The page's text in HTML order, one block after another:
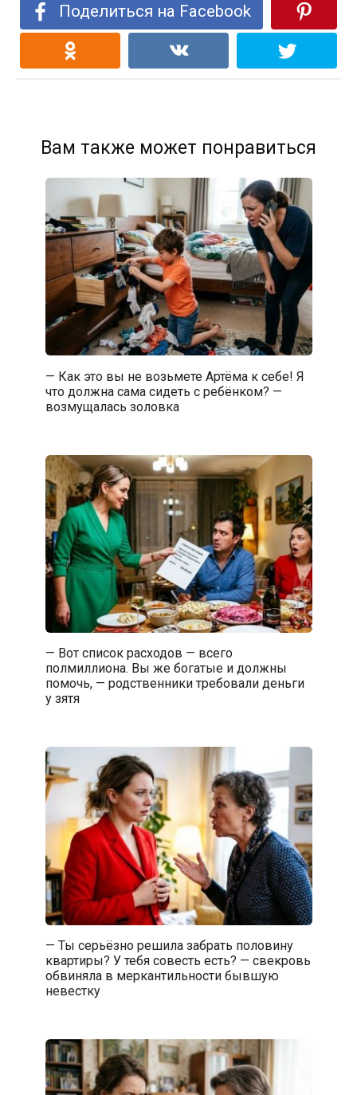
Поделиться на Facebook
Вам также может понравиться
— Как это вы не возьмете Артёма к себе! Я
что должна сама сидеть с ребёнком? —
возмущалась золовка
— Вот список расходов — всего
полмиллиона. Вы же богатые и должны
помочь, — родственники требовали деньги
у зятя
— Ты серьёзно решила забрать половину
квартиры? У тебя совесть есть? — свекровь
обвиняла в меркантильности бывшую
невестку